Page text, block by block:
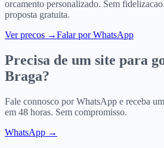
orcamento personalizado. Sem
proposta gratuita.
Ver precos →Falar por WhatsApp
Precisa de um site para
Braga?
Fale connosco por WhatsApp e receba
em 48 horas. Sem compromisso.
WhatsApp →